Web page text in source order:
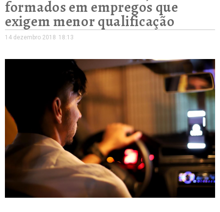
formados em empregos que
exigem menor qualificação
14 dezembro 2018 18:13